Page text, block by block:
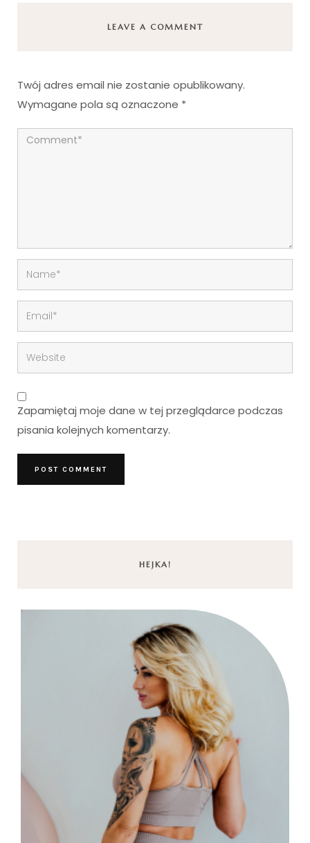
LEAVE A COMMENT
Twój adres email nie zostanie opublikowany.
Wymagane pola są oznaczone *
Zapamiętaj moje dane w tej przeglądarce podczas
pisania kolejnych komentarzy.
HEJKA!